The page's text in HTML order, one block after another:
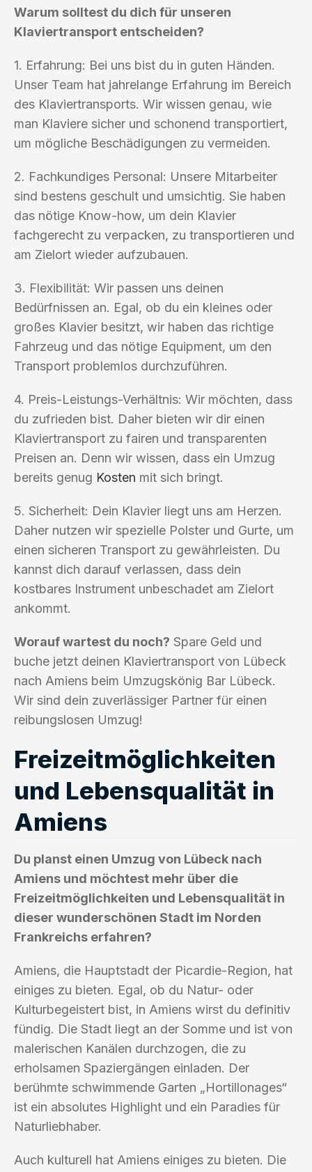
Warum solltest du dich für unseren
Klaviertransport entscheiden?
1. Erfahrung: Bei uns bist du in guten Händen.
Unser Team hat jahrelange Erfahrung im Bereich
des Klaviertransports. Wir wissen genau, wie
man Klaviere sicher und schonend transportiert,
um mögliche Beschädigungen zu vermeiden.
2. Fachkundiges Personal: Unsere Mitarbeiter
sind bestens geschult und umsichtig. Sie haben
das nötige Know-how, um dein Klavier
fachgerecht zu verpacken, zu transportieren und
am Zielort wieder aufzubauen.
3. Flexibilität: Wir passen uns deinen
Bedürfnissen an. Egal, ob du ein kleines oder
großes Klavier besitzt, wir haben das richtige
Fahrzeug und das nötige Equipment, um den
Transport problemlos durchzuführen.
4. Preis-Leistungs-Verhältnis: Wir möchten, dass
du zufrieden bist. Daher bieten wir dir einen
Klaviertransport zu fairen und transparenten
Preisen an. Denn wir wissen, dass ein Umzug
bereits genug Kosten mit sich bringt.
5. Sicherheit: Dein Klavier liegt uns am Herzen.
Daher nutzen wir spezielle Polster und Gurte, um
einen sicheren Transport zu gewährleisten. Du
kannst dich darauf verlassen, dass dein
kostbares Instrument unbeschadet am Zielort
ankommt.
Worauf wartest du noch? Spare Geld und
buche jetzt deinen Klaviertransport von Lübeck
nach Amiens beim Umzugskönig Bar Lübeck.
Wir sind dein zuverlässiger Partner für einen
reibungslosen Umzug!
Freizeitmöglichkeiten
und Lebensqualität in
Amiens
Du planst einen Umzug von Lübeck nach
Amiens und möchtest mehr über die
Freizeitmöglichkeiten und Lebensqualität in
dieser wunderschönen Stadt im Norden
Frankreichs erfahren?
Amiens, die Hauptstadt der Picardie-Region, hat
einiges zu bieten. Egal, ob du Natur- oder
Kulturbegeistert bist, in Amiens wirst du definitiv
fündig. Die Stadt liegt an der Somme und ist von
malerischen Kanälen durchzogen, die zu
erholsamen Spaziergängen einladen. Der
berühmte schwimmende Garten „Hortillonages“
ist ein absolutes Highlight und ein Paradies für
Naturliebhaber.
Auch kulturell hat Amiens einiges zu bieten. Die